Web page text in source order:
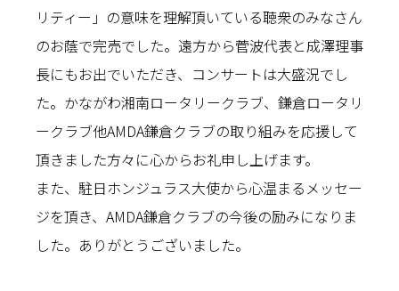
リティー」の意味を理解頂いている聴衆のみなさん
のお蔭で完売でした。遠方から菅波代表と成澤理事
長にもお出でいただき、コンサートは大盛況でし
た。かながわ湘南ロータリークラブ、鎌倉ロータリ
ークラブ他AMDA鎌倉クラブの取り組みを応援して
頂きました方々に心からお礼申し上げます。
また、駐日ホンジュラス大使から心温まるメッセー
ジを頂き、AMDA鎌倉クラブの今後の励みになりま
した。ありがとうございました。